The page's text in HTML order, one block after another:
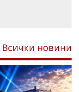
Всички новини